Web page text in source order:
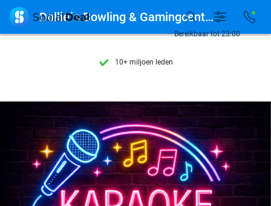
7 dagen per week beschikbaar
7 dagen per week beschikbaar
10+ miljoen leden
Bereikbaar tot 23:00
 Dollie´s Bowling & Gamingcenter